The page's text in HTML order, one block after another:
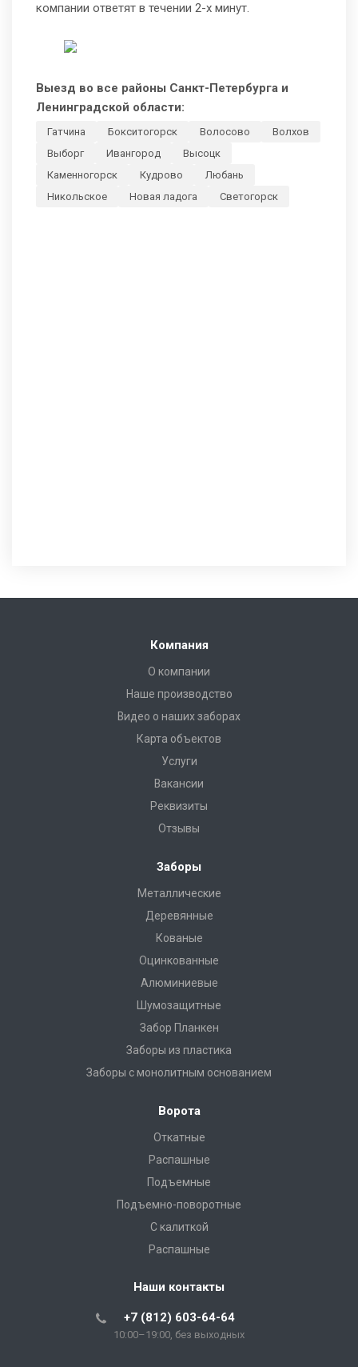
компании ответят в течении 2-х минут.
Выезд во все районы Санкт-Петербурга и
Ленинградской области:
Гатчина Бокситогорск Волосово
Волхов
Выборг
Ивангород
Высоцк
Каменногорск
Кудрово
Любань
Никольское
Новая ладога Светогорск
Компания
О компании
Наше производство
Видео о наших заборах
Карта объектов
Услуги
Вакансии
Реквизиты
Отзывы
Заборы
Металлические
Деревянные
Кованые
Оцинкованные
Алюминиевые
Шумозащитные
Забор Планкен
Заборы из пластика
Заборы с монолитным основанием
Ворота
Откатные
Распашные
Подъемные
Подъемно-поворотные
С калиткой
Распашные
Наши контакты
+7 (812) 603-64-64
10:00–19:00, без выходных